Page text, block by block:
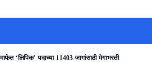
‘लिपिक’ पदाच्या 11403 जागांसाठी मेगाभरती